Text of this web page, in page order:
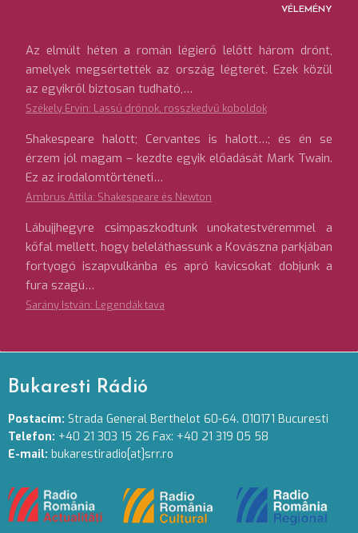
VÉLEMÉNY
Az elmúlt héten a román légierő lelőtt három drónt,
amelyek megsértették az ország légterét. Ezek közül
az egyikről biztosan tudható,…
Székely Ervin: Lassú drónok, rosszkedvű koboldok
Shakespeare halott; Cervantes is halott…; és én se
érzem jól magam – kezdte egyik előadását Mark Twain.
Ez az irodalomtörténeti…
Ambrus Attila: Shakespeare és Newton
Lábujjhegyre csimpaszkodtunk unokatestvéremmel a
kőfal mellett, hogy beleláthassunk a Kovászna parkjában
fortyogó iszapvulkánba és apró kavicsokat dobjunk a
fura szagú…
Sarány István: Legendák tava
Bukaresti Rádió
Postacím: Strada General Berthelot 60-64. 010171 Bucuresti
Telefon: +40 21 303 15 26 Fax: +40 21 319 05 58
E-mail: bukarestiradio[at]srr.ro